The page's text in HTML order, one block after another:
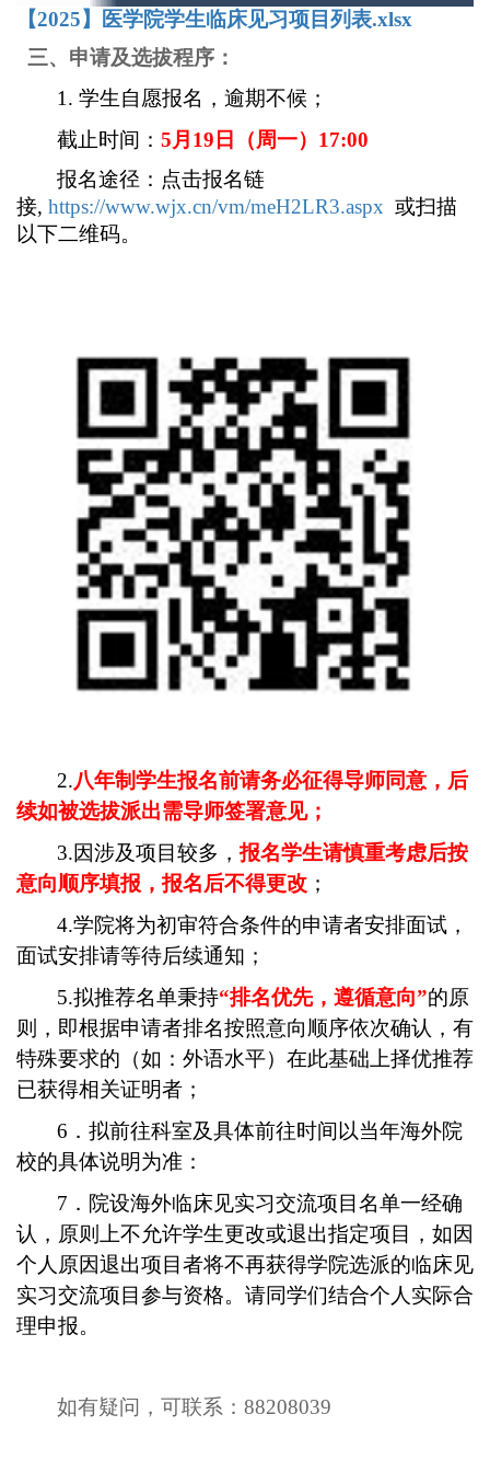
【2025】医学院学生临床见习项目列表.xlsx
三、申请及选拔程序：
1. 学生自愿报名，逾期不候；
截止时间： 5月19日（周一） 17:00
报名途径：点击报名链
接, https://www.wjx.cn/vm/meH2LR3.aspx 或扫描
以下二维码。
2.八年制学生报名前请务必征得导师同意，后
续如被选拔派出需导师签署意见；
3.因涉及项目较多，报名学生请慎重考虑后按
意向顺序填报，报名后不得更改 ；
4.学院将为初审符合条件的申请者安排面试，
面试安排请等待后续通知；
5.拟推荐名单秉持“排名优先，遵循意向”的原
则，即根据申请者排名按照意向顺序依次确认，有
特殊要求的（如：外语水平）在此基础上择优推荐
已获得相关证明者；
6 ．拟前往科室及具体前往时间以当年海外院
校的具体说明为准：
7 ．院设海外临床见实习交流项目名单一经确
认，原则上不允许学生更改或退出指定项目，如因
个人原因退出项目者将不再获得学院选派的临床见
实习交流项目参与资格。请同学们结合个人实际合
理申报。
如有疑问，可联系： 88208039